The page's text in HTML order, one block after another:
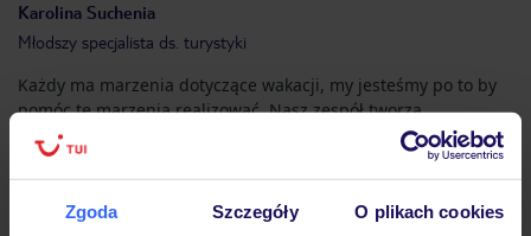
Zgoda Szczegóły O plikach cookies
Karolina Suchenia
Młodszy specjalista ds. turystyki
Każdy ma marzenia dotyczące wakacji, my jesteśmy po to by
pomóc te marzenia realizować. Nasz zespół tworzą
pracownicy z ogromnym doświadczeniem, szeroką wiedzą o
bliższych oraz dalszych kierunkach zdobytą podczas licznych
podróży, pasjonaci wyjazdów zorganizowanych jak również
indywidualnych, pełni chęci i zapału by służyć pomocą w